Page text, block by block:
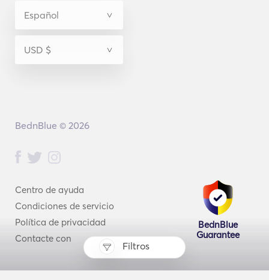
Filtros
Centro de ayuda
Condiciones de servicio
Política de privacidad
Contacte con
BednBlue
Guarantee
BednBlue © 2026